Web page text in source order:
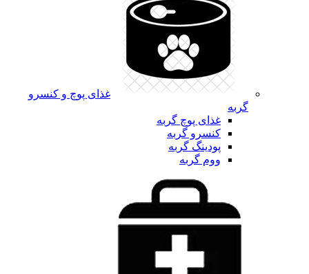
غذای پوچ و کنسرو
گربه
غذای پوچ گربه
کنسرو گربه
پودینگ گربه
ووم گربه